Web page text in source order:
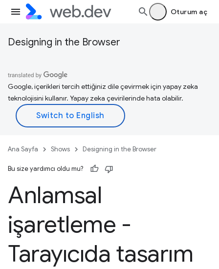
Oturum aç
Designing in the Browser
Google, içerikleri tercih ettiğiniz dile çevirmek için yapay zeka
teknolojisini kullanır. Yapay zeka çevirilerinde hata olabilir.
Ana Sayfa Shows Designing in the Browser
Bu size yardımcı oldu mu?
Anlamsal
işaretleme -
Tarayıcıda tasarım